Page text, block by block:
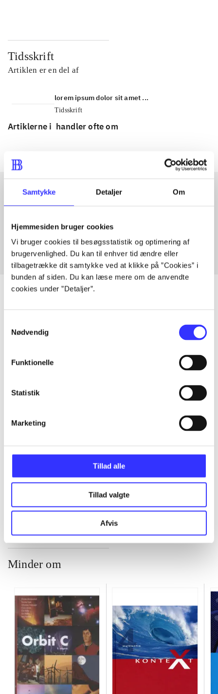
Samtykke Detaljer Om
Hjemmesiden bruger cookies
Vi bruger cookies til besøgsstatistik og optimering af
brugervenlighed. Du kan til enhver tid ændre eller
tilbagetrække dit samtykke ved at klikke på ”Cookies” i
bunden af siden. Du kan læse mere om de anvendte
cookies under ”Detaljer”.
Nødvendig
Funktionelle
Statistik
Marketing
Tillad alle
Tillad valgte
Afvis
Tidsskrift
Artiklen er en del af
lorem ipsum dolor sit amet ...
Tidsskrift
Artiklerne i handler ofte om
Fra
Alle registrerede artikler fordelt på udgivelser
...
...
...
Minder om